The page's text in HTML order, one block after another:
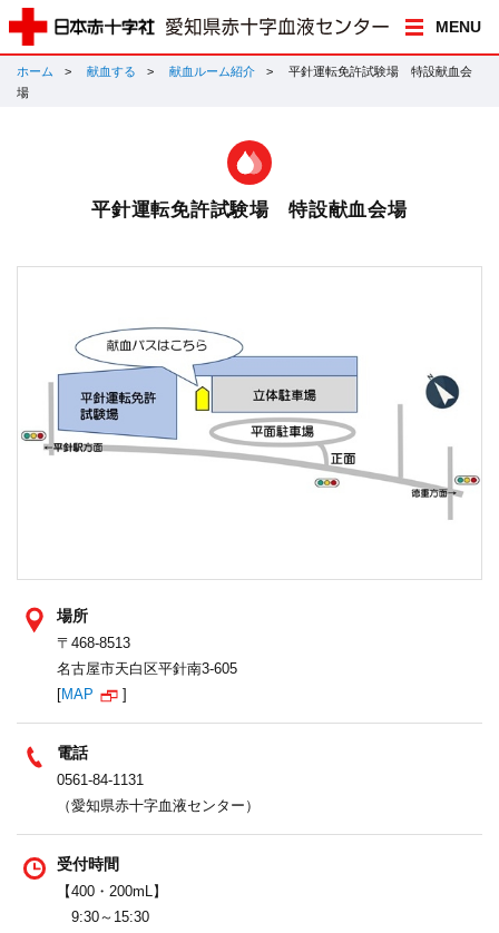
MENU
ホーム 献血する 献血ルーム紹介
平針運転免許試験場 特設献血会
場
平針運転免許試験場 特設献血会場
場所
〒468-8513
名古屋市天白区平針南3-605
[MAP ]
電話
0561-84-1131
（愛知県赤十字血液センター）
受付時間
【400・200mL】
9:30～15:30